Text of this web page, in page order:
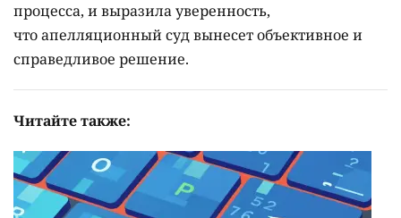
процесса, и выразила уверенность,
что апелляционный суд вынесет объективное и
справедливое решение.
Читайте также: